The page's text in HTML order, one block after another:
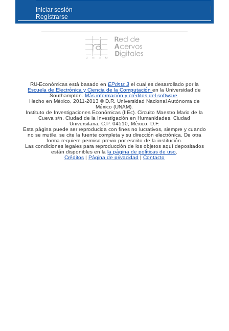
Iniciar sesión
Registrarse
RU-Económicas está basado en EPrints 3 el cual es desarrollado por la
Escuela de Electrónica y Ciencia de la Computaciónen la Universidad de
Southampton.Más información y créditos del software.
Hecho en México, 2011-2013 © D.R. Universidad Nacional Autónoma de
México (UNAM).
Instituto de Investigaciones Económicas (IIEc). Circuito Maestro Mario de la
Cueva s/n, Ciudad de la Investigación en Humanidades, Ciudad
Universitaria, C.P. 04510, México, D.F.
Esta página puede ser reproducida con fines no lucrativos, siempre y cuando
no se mutile, se cite la fuente completa y su dirección electrónica. De otra
forma requiere permiso previo por escrito de la institución.
Las condiciones legales para reproducción de los objetos aquí depositados
están disponibles en lala página de políticas de uso.
Créditos| Página de privacidad | Contacto